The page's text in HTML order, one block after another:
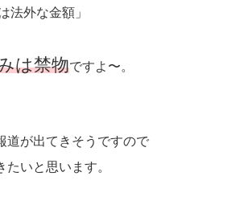
法外な金額」
は禁物ですよ〜。
道が出てきそうですので
いと思います。